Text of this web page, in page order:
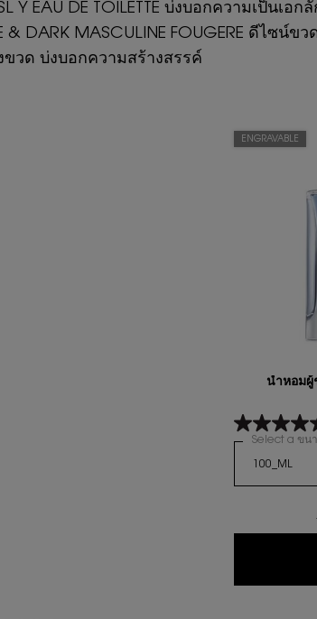
Y EAU DE TOILETTE บ่งบอกความเป็
& DARK MASCULINE FOUGERE ดีไซ
วด บ่งบอกความสร้างสรรค์
ENGRAVABLE
นํ้าหอมผู้
Select a ขน